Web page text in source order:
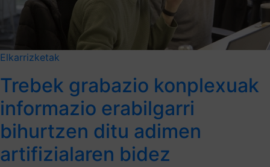
Elkarrizketak
Trebek grabazio konplexuak
informazio erabilgarri
bihurtzen ditu adimen
artifizialaren bidez